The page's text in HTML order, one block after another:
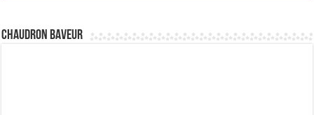
Chaudron Baveur